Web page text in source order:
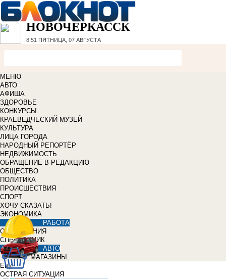
НОВОЧЕРКАССК
8:51 ПЯТНИЦА, 07 АВГУСТА
МЕНЮ
АВТО
АФИША
ЗДОРОВЬЕ
КОНКУРСЫ
КРАЕВЕДЧЕСКИЙ МУЗЕЙ
КУЛЬТУРА
ЛИЦА ГОРОДА
НАРОДНЫЙ РЕПОРТЁР
НЕДВИЖИМОСТЬ
ОБРАЩЕНИЕ В РЕДАКЦИЮ
ОБЩЕСТВО
ПОЛИТИКА
ПРОИСШЕСТВИЯ
СПОРТ
ХОЧУ СКАЗАТЬ!
ЭКОНОМИКА
РАБОТА
ОБЪЯВЛЕНИЯ
СПРАВОЧНИК
АВТО
МАГАЗИНЫ
Еще
ОСТРАЯ СИТУАЦИЯ